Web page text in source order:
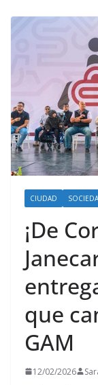
CIUDAD
¡De
que
GAM
12/02/2026